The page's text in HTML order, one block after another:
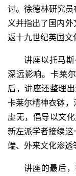
讨。徐德林研究员
义并指出了国内
返十九世纪英国文
讲座以托马
深远影响。卡莱
后，讲座还整理
卡莱尔精神衣钵，
虚无，倡导以文
新左派学者接续
端、外来文化渗透
讲座的最后